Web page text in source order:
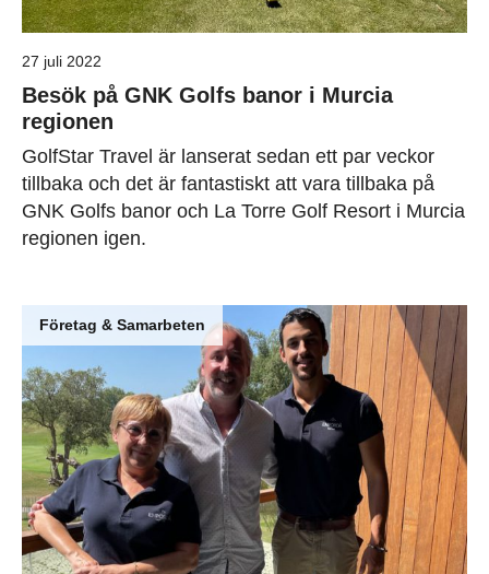
27 juli 2022
Besök på GNK Golfs banor i Murcia
regionen
GolfStar Travel är lanserat sedan ett par veckor
tillbaka och det är fantastiskt att vara tillbaka på
GNK Golfs banor och La Torre Golf Resort i Murcia
regionen igen.
Företag & Samarbeten